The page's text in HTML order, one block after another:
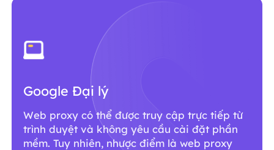
Google Đại lý
Web proxy có thể được truy cập trực tiếp từ
trình duyệt và không yêu cầu cài đặt phần
mềm. Tuy nhiên, nhược điểm là web proxy